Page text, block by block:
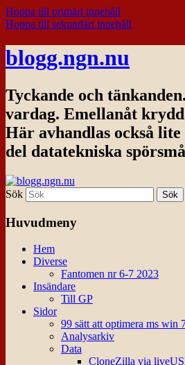
Hoppa till primärt innehåll
Hoppa till sekundärt innehåll
blogg.ngn.nu
Tyckande och
vardag. Emellanåt
Här avhandlas också
del datatekniska
Sök
Huvudmeny
Hem
Diverse
Fantomen nr 6-7 2023
Insändare
Till GP
Sidor
99 sätt att optimera ms win
Analysarkiv
Data
CloneZilla via